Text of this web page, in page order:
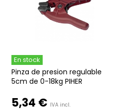
En stock
Pinza de presion regulable
5cm de 0-18kg PIHER
5,34 € IVA incl.